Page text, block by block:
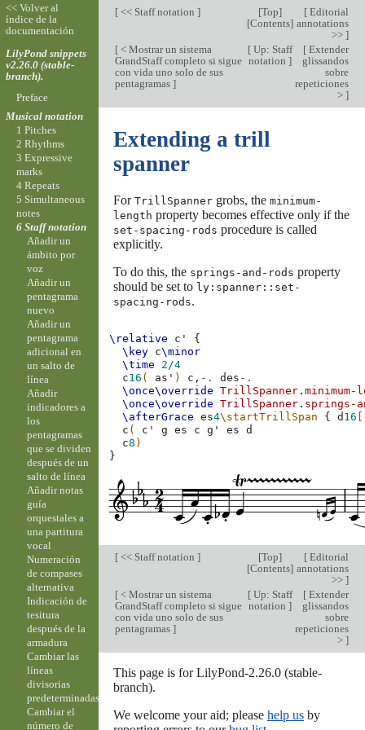
[<< Staff notation ] [Top]
[Contents]
[Editorial
annotations
>> ]
[< Mostrar un sistema
GrandStaff completo si sigue
con vida uno solo de sus
pentagramas ]
[Up: Staff
notation ]
[Extender
glissandos
sobre
repeticiones
> ]
Extending a trill
spanner
For TrillSpannergrobs, the minimum-
length property becomes effective only if the
set-spacing-rods procedure is called
explicitly.
To do this, the springs-and-rods property
should be set to ly:spanner::set-
spacing-rods.
\relative c'
{
\key c\minor
\time
2/4
c16 ( as' ) c, -. des -.
\once\override
TrillSpanner .minimum-
\once\override
TrillSpanner . springs-
\afterGrace
es4\startTrillSpan { d 16
c ( c' g es c g' es
d
c8 )
}
[<< Staff notation ] [Top]
[Contents]
[Editorial
annotations
>> ]
[< Mostrar un sistema
GrandStaff completo si sigue
con vida uno solo de sus
pentagramas ]
[Up: Staff
notation ]
[Extender
glissandos
sobre
repeticiones
> ]
This page is for LilyPond-2.26.0 (stable-
branch).
We welcome your aid; please help usby
<< Volver al
índice de la
documentación
LilyPond snippets
v2.26.0 (stable-
branch).
Preface
Musical notation
1 Pitches
2 Rhythms
3 Expressive
marks
4 Repeats
5 Simultaneous
notes
6 Staff notation
Añadir un
ámbito por
voz
Añadir un
pentagrama
nuevo
Añadir un
pentagrama
adicional en
un salto de
línea
Añadir
indicadores a
los
pentagramas
que se dividen
después de un
salto de línea
Añadir notas
guía
orquestales a
una partitura
vocal
Numeración
de compases
alternativa
Indicación de
tesitura
después de la
armadura
Cambiar las
líneas
divisorias
predeterminadas
Cambiar el
número de